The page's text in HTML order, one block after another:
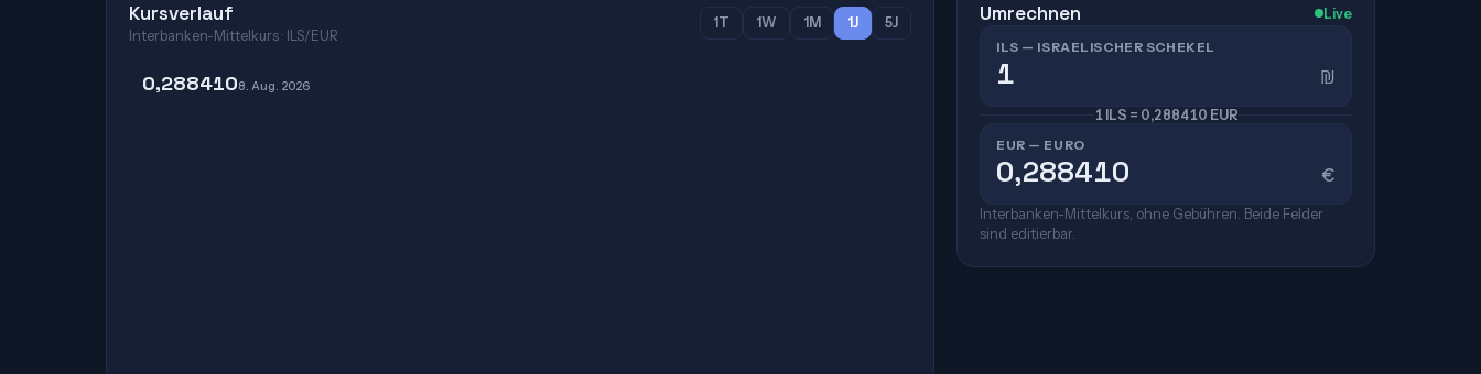
Kursverlauf
Interbanken-Mittelkurs · ILS/EUR
1T 1W 1M 1J 5J
0,2884108. Aug. 2026
Umrechnen Live
ILS — ISRAELISCHER SCHEKEL
₪
1 ILS = 0,288410 EUR
EUR — EURO
€
Interbanken-Mittelkurs, ohne Gebühren. Beide Felder
sind editierbar.